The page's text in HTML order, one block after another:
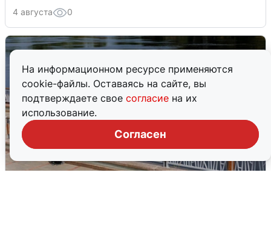
На информационном ресурсе применяются
cookie-файлы. Оставаясь на сайте, вы
подтверждаете свое согласие на их
использование.
Согласен
4 августа 0